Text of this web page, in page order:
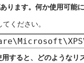
ります。何か使用可能
ください。
すると、どのようなリ